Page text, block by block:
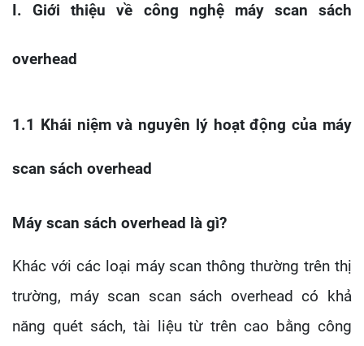
I. Giới thiệu về công nghệ máy scan sách
overhead
1.1 Khái niệm và nguyên lý hoạt động của máy
scan sách overhead
Máy scan sách overhead là gì?
Khác với các loại máy scan thông thường trên thị
trường, máy scan scan sách overhead có khả
năng quét sách, tài liệu từ trên cao bằng công